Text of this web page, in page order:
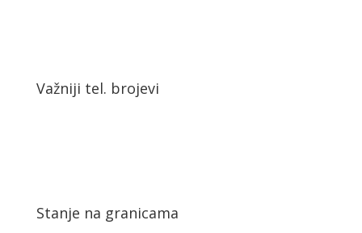
Važniji tel. brojevi
Stanje na granicama